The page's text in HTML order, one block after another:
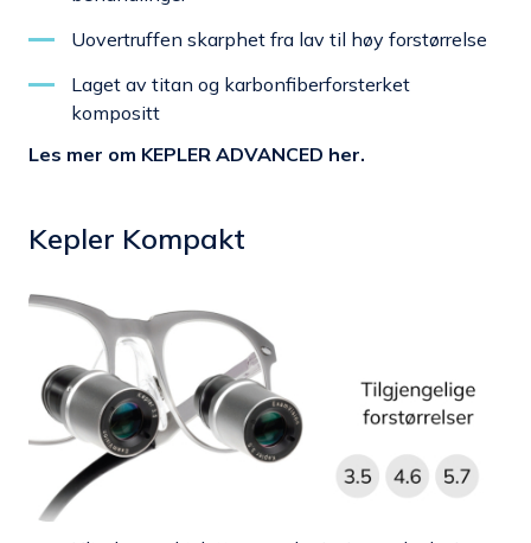
Uovertruffen skarphet fra lav til høy forstørrelse
Laget av titan og karbonfiberforsterket
kompositt
Les mer om KEPLER ADVANCED her.
Kepler Kompakt